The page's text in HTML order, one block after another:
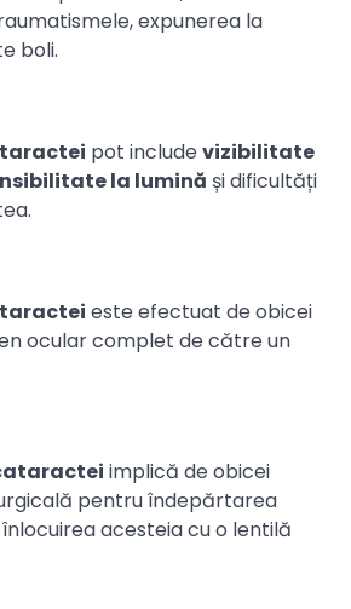
expunerea la
boli.
pot includevizibilitate
la lumină și dificultăți
este efectuat de obicei
ocular complet de către un
implică de obicei
pentru îndepărtarea
acesteia cu o lentilă